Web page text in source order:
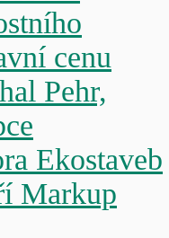
cenu
Pehr,
Ekostaveb
Markup